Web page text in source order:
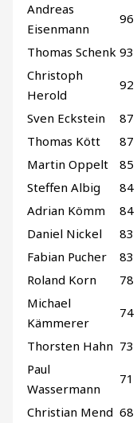
Andreas
Eisenmann
96
Thomas Schenk 93
Christoph
Herold
92
Sven Eckstein 87
Thomas Kött
87
Martin Oppelt
85
Steffen Albig
84
Adrian Kömm
84
Daniel Nickel
83
Fabian Pucher
83
Roland Korn
78
Michael
Kämmerer
74
Thorsten Hahn 73
Paul
Wassermann
71
Christian Mend 68